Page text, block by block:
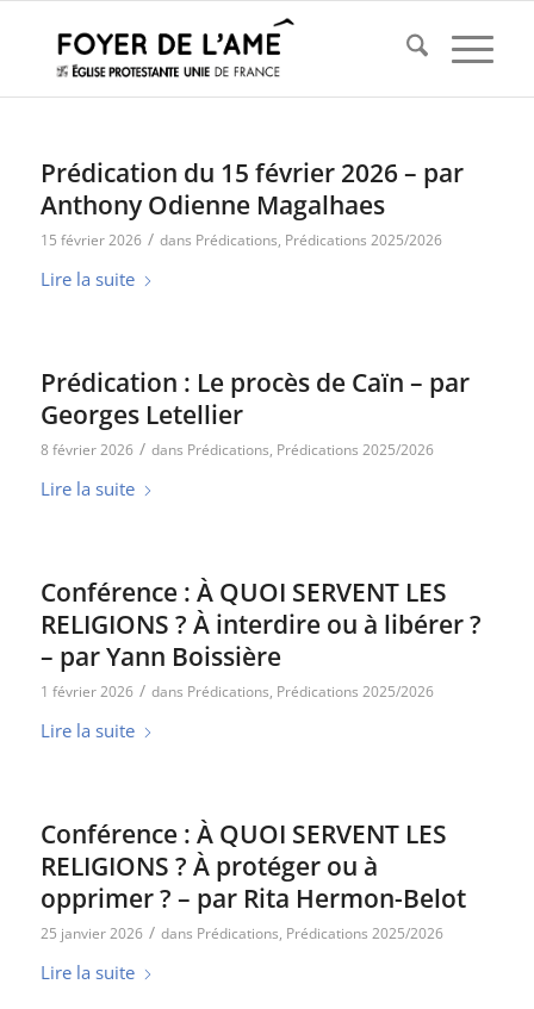
Prédication du 15 février 2026 – par
Anthony Odienne Magalhaes
15 février 2026 / dans Prédications, Prédications 2025/2026
Lire la suite
Prédication : Le procès de Caïn – par
Georges Letellier
8 février 2026 / dans Prédications, Prédications 2025/2026
Lire la suite
Conférence : À QUOI SERVENT LES
RELIGIONS ? À interdire ou à libérer ?
– par Yann Boissière
1 février 2026 / dans Prédications, Prédications 2025/2026
Lire la suite
Conférence : À QUOI SERVENT LES
RELIGIONS ? À protéger ou à
opprimer ? – par Rita Hermon-Belot
25 janvier 2026 / dans Prédications, Prédications 2025/2026
Lire la suite